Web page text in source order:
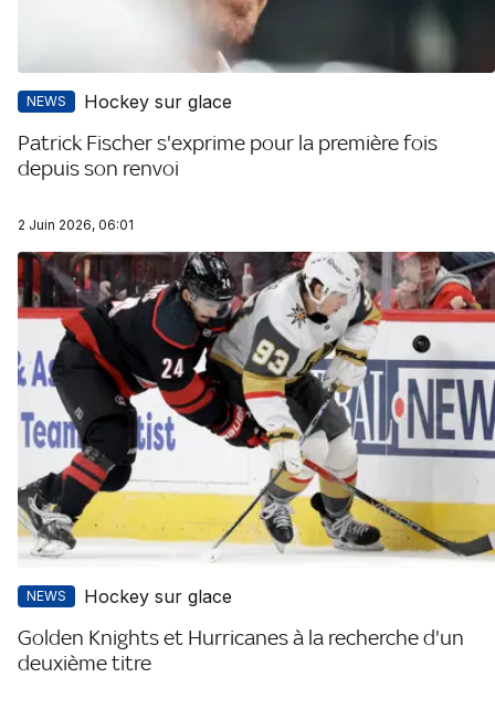
NEWS Hockey sur glace
Patrick Fischer s'exprime pour la première fois
depuis son renvoi
2 Juin 2026, 06:01
NEWS Hockey sur glace
Golden Knights et Hurricanes à la recherche d'un
deuxième titre